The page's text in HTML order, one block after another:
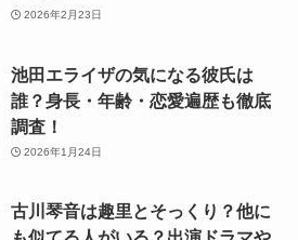
2026年2月23日
池田エライザの気になる彼氏は
誰？身長・年齢・恋愛遍歴も徹底
調査！
2026年1月24日
古川琴音は趣里とそっくり？他に